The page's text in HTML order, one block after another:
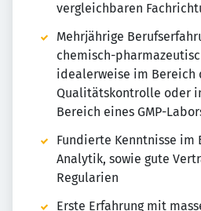
vergleichbaren
Mehrjährige
chemisch-
idealerweise im Bereich
Qualitätskontrolle oder
Bereich eines GMP-
Fundierte Kenntnisse im
Analytik, sowie gute
Regularien
Erste Erfahrung mit